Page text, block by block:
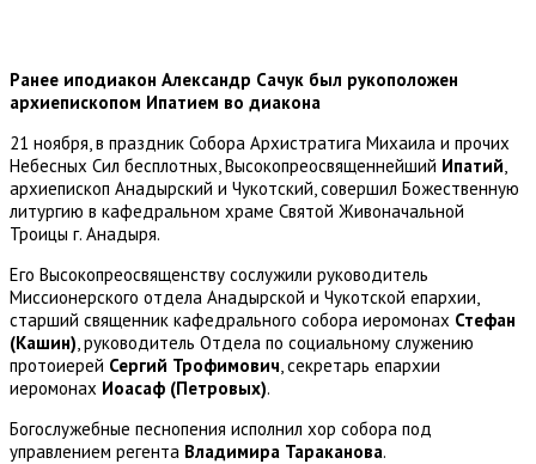
Ранее иподиакон Александр Сачук был рукоположен
архиепископом Ипатием во диакона
21 ноября, в праздник Собора Архистратига Михаила и прочих
Небесных Сил бесплотных, Высокопреосвященнейший Ипатий,
архиепископ Анадырский и Чукотский, совершил Божественную
литургию в кафедральном храме Святой Живоначальной
Троицы г. Анадыря.
Его Высокопреосвященству сослужили руководитель
Миссионерского отдела Анадырской и Чукотской епархии,
старший священник кафедрального собора иеромонах Стефан
(Кашин), руководитель Отдела по социальному служению
протоиерей Сергий Трофимович, секретарь епархии
иеромонах Иоасаф (Петровых).
Богослужебные песнопения исполнил хор собора под
управлением регента Владимира Тараканова.